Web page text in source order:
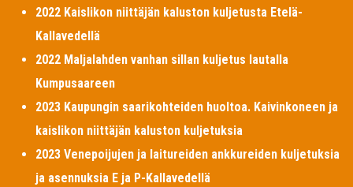
2022 Kaislikon niittäjän kaluston kuljetusta Etelä-
Kallavedellä
2022 Maljalahden vanhan sillan kuljetus lautalla
Kumpusaareen
2023 Kaupungin saarikohteiden huoltoa. Kaivinkoneen ja
kaislikon niittäjän kaluston kuljetuksia
2023 Venepoijujen ja laitureiden ankkureiden kuljetuksia
ja asennuksia E ja P-Kallavedellä